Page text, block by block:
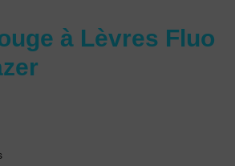
à Lèvres Fluo